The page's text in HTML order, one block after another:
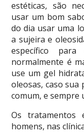
estéticas, são
usar um bom
do dia usar uma
a sujeira e
específico
normalmente é
use um gel
oleosas, caso sua
comum, e sempre
Os tratamentos
homens, nas